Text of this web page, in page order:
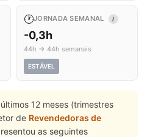
🕐JORNADA SEMANAL I
-0,3h
44h → 44h semanais
ESTÁVEL
12 meses (trimestres
de Revendedoras de
as seguintes